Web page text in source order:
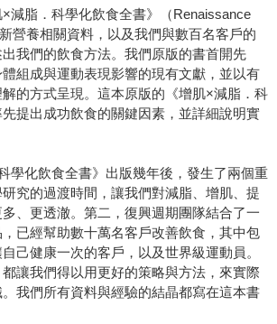
減脂．科學化飲食全書》（Renaissance
營養相關資料，以及我們與數百名客戶的
我們的飲食方法。我們原版的書首開先
組成與運動表現影響的現有文獻，並以有
的方式呈現。這本原版的《增肌×減脂．科
提出成功飲食的關鍵因素，並詳細說明實
學化飲食全書》出版幾年後，發生了兩個重
究的過渡時間，讓我們對減脂、增肌、提
、更透澈。第二，復興週期團隊結合了一
已經幫助數十萬名客戶改善飲食，其中包
己健康一次的客戶，以及世界級運動員。
讓我們得以用更好的策略與方法，來實際
我們所有資料與經驗的結晶都寫在這本書